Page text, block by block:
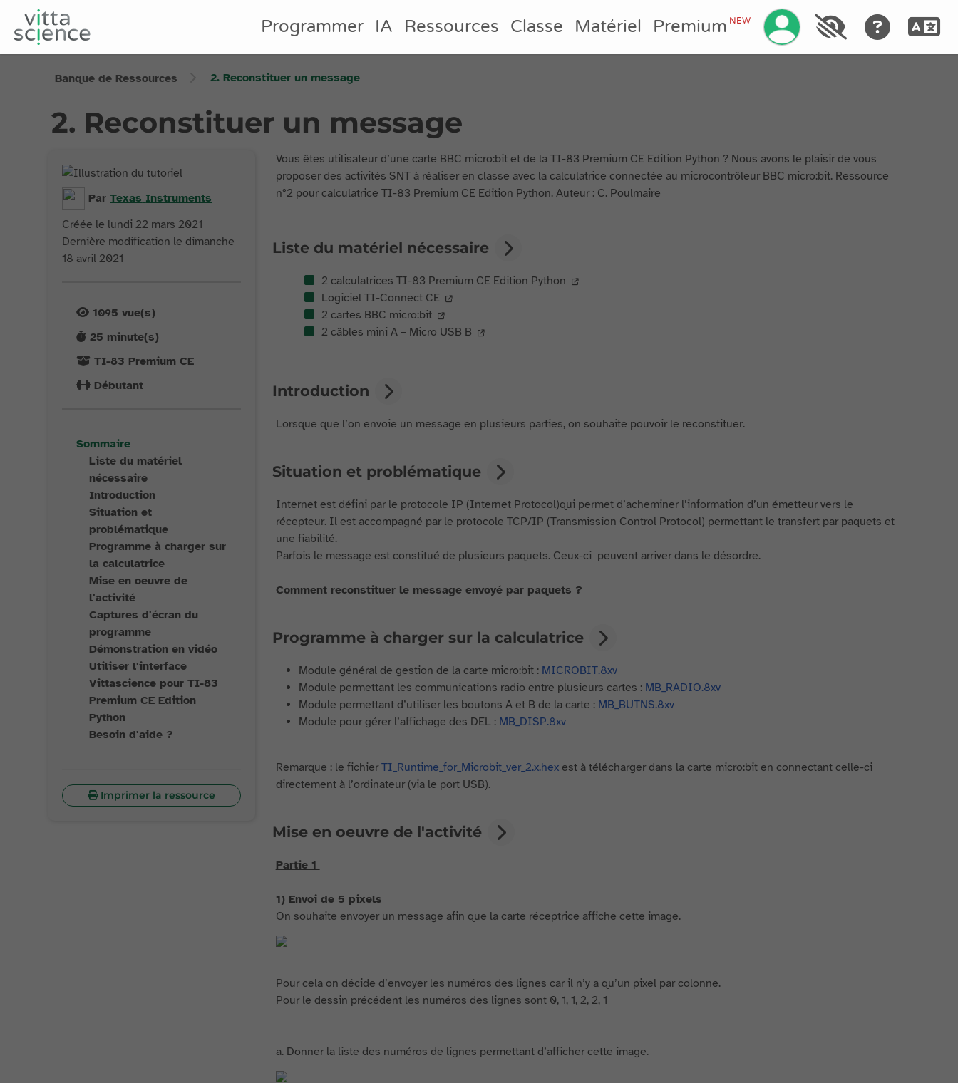
Programmer IA Ressources Classe Matériel PremiumNEW Gérez votre compte
Banque de Ressources 2. Reconstituer un message
2. Reconstituer un message
ParTexas Instruments
Créée le lundi 22 mars 2021
Dernière modification le dimanche
18 avril 2021
1095 vue(s)
25 minute(s)
TI-83 Premium CE
Débutant
Sommaire
Liste du matériel
nécessaire
Introduction
Situation et
problématique
Programme à charger sur
la calculatrice
Mise en oeuvre de
l'activité
Captures d'écran du
programme
Démonstration en vidéo
Utiliser l'interface
Vittascience pour TI-83
Premium CE Edition
Python
Besoin d'aide ?
Imprimer la ressource
Vous êtes utilisateur d’une carte BBC micro:bit et de la TI-83 Premium CE Edition Python ? Nous avons le plaisir de vous
proposer des activités SNT à réaliser en classe avec la calculatrice connectée au microcontrôleur BBC micro:bit. Ressource
n°2 pour calculatrice TI-83 Premium CE Edition Python. Auteur : C. Poulmaire
Liste du matériel nécessaire
2 calculatrices TI-83 Premium CE Edition Python
Logiciel TI-Connect CE
2 cartes BBC micro:bit
2 câbles mini A – Micro USB B
Introduction
Lorsque que l’on envoie un message en plusieurs parties, on souhaite pouvoir le reconstituer.
Situation et problématique
Internet est défini par le protocole IP (Internet Protocol)qui permet d’acheminer l’information d’un émetteur vers le
récepteur. Il est accompagné par le protocole TCP/IP (Transmission Control Protocol) permettant le transfert par paquets et
une fiabilité.
Parfois le message est constitué de plusieurs paquets. Ceux-ci peuvent arriver dans le désordre.
Comment reconstituer le message envoyé par paquets ?
Programme à charger sur la calculatrice
Module général de gestion de la carte micro:bit : MICROBIT.8xv
Module permettant les communications radio entre plusieurs cartes : MB_RADIO.8xv
Module permettant d’utiliser les boutons A et B de la carte : MB_BUTNS.8xv
Module pour gérer l’affichage des DEL : MB_DISP.8xv
Remarque : le fichierTI_Runtime_for_Microbit_ver_2.x.hexest à télécharger dans la carte micro:bit en connectant celle-ci
directement à l’ordinateur (via le port USB).
Mise en oeuvre de l'activité
Partie 1
1) Envoi de 5 pixels
On souhaite envoyer un message afin que la carte réceptrice affiche cette image.
Pour cela on décide d’envoyer les numéros des lignes car il n’y a qu’un pixel par colonne.
Pour le dessin précédent les numéros des lignes sont 0, 1, 1, 2, 2, 1
a. Donner la liste des numéros de lignes permettant d’afficher cette image.